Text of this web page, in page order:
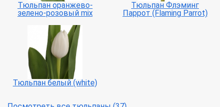
Тюльпан оранжево-
зелено-розовый mix
Тюльпан Флэминг
Паррот (Flaming Parrot)
Тюльпан белый (white)